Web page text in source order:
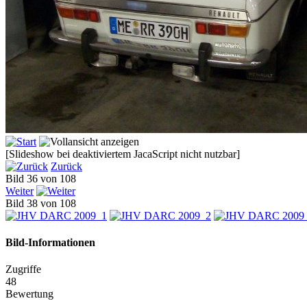
[Slideshow bei deaktiviertem JacaScript nicht nutzbar]
Zurück
Bild 36 von 108
Weiter
Bild 38 von 108
Bild-Informationen
Zugriffe
48
Bewertung